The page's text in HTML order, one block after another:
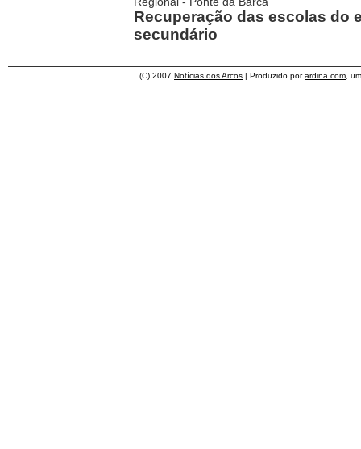
Recuperação das escolas do
secundário
(C) 2007 Notícias dos Arcos | Produzido porardina.com ,